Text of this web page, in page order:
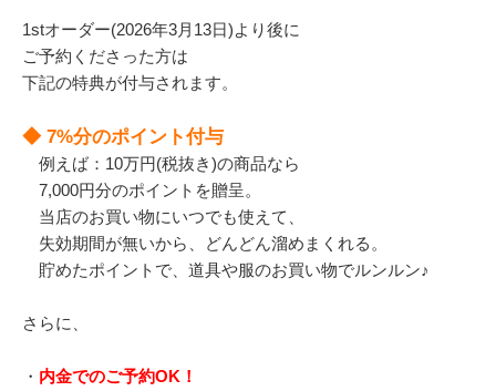
1stオーダー(2026年3月13日)より後に
ご予約くださった方は
下記の特典が付与されます。
◆ 7%分のポイント付与
例えば：10万円(税抜き)の商品なら
7,000円分のポイントを贈呈。
当店のお買い物にいつでも使えて、
失効期間が無いから、どんどん溜めまくれる。
貯めたポイントで、道具や服のお買い物でルンルン♪
さらに、
・ 内金でのご予約OK！